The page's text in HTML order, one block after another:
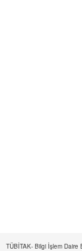
TÜBİTAK- Bilgi İşlem Daire